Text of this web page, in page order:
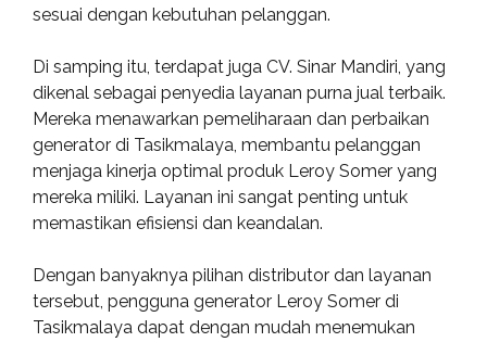
sesuai dengan kebutuhan pelanggan.
Di samping itu, terdapat juga CV. Sinar Mandiri, yang
dikenal sebagai penyedia layanan purna jual terbaik.
Mereka menawarkan pemeliharaan dan perbaikan
generator di Tasikmalaya, membantu pelanggan
menjaga kinerja optimal produk Leroy Somer yang
mereka miliki. Layanan ini sangat penting untuk
memastikan efisiensi dan keandalan.
Dengan banyaknya pilihan distributor dan layanan
tersebut, pengguna generator Leroy Somer di
Tasikmalaya dapat dengan mudah menemukan